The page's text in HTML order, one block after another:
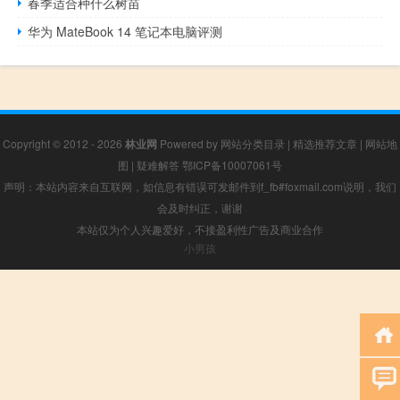
华为 MateBook 14 笔记本电脑评测
Copyright © 2012 - 2026 林业网 Powered by 网站分类目录 | 精选推荐文章 | 网站地
图 | 疑难解答 鄂ICP备10007061号
声明：本站内容来自互联网，如信息有错误可发邮件到f_fb#foxmail.com说明，我们
会及时纠正，谢谢
本站仅为个人兴趣爱好，不接盈利性广告及商业合作
小男孩